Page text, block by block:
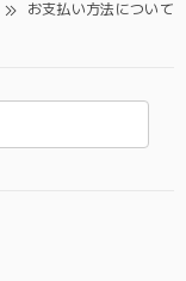
お支払い方法について